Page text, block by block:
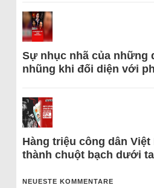
Sự nhục nhã của những
nhũng khi đối diện với
Hàng triệu công dân
thành chuột bạch dưới
NEUESTE KOMMENTARE